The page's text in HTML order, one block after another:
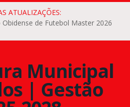
ATUALIZAÇÕES:
de Futebol Master 2026